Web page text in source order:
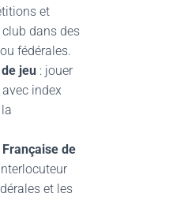
et
club dans des
fédérales.
jeu : jouer
index
de
et les